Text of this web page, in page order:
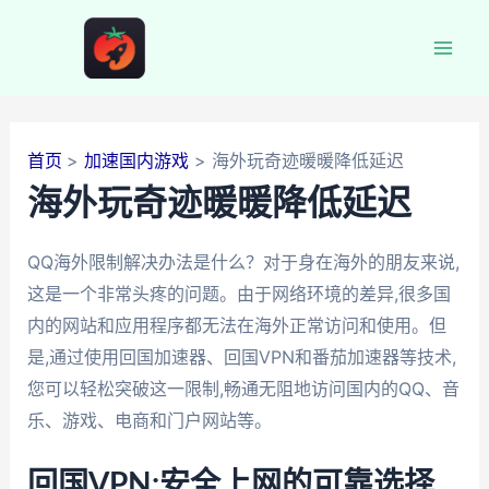
首页 加速国内游戏 海外玩奇迹暖暖降低延迟
海外玩奇迹暖暖降低延迟
QQ海外限制解决办法是什么？对于身在海外的朋友来说,
这是一个非常头疼的问题。由于网络环境的差异,很多国
内的网站和应用程序都无法在海外正常访问和使用。但
是,通过使用回国加速器、回国VPN和番茄加速器等技术,
您可以轻松突破这一限制,畅通无阻地访问国内的QQ、音
乐、游戏、电商和门户网站等。